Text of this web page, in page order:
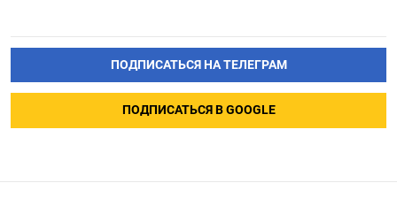
ПОДПИСАТЬСЯ НА ТЕЛЕГРАМ
ПОДПИСАТЬСЯ В GOOGLE